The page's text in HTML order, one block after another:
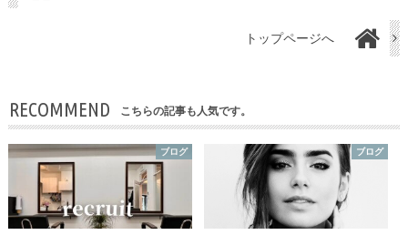
トップページへ
RECOMMEND こちらの記事も人気です。
ブログ ブログ